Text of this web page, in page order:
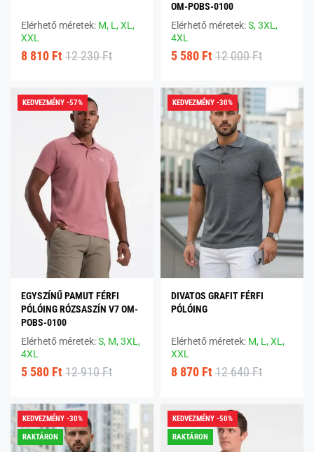
Elérhető méretek: M, L,XL,
XXL
8 810 Ft 12 230 Ft
OM-POBS-0100
Elérhető méretek:S,3XL,
4XL
5 580 Ft 12 000 Ft
KEDVEZMÉNY -57%
EGYSZÍNŰ PAMUT FÉRFI
PÓLÓING RÓZSASZÍN V7 OM-
POBS-0100
Elérhető méretek:S, M,3XL,
4XL
5 580 Ft 12 910 Ft
KEDVEZMÉNY -30%
DIVATOS GRAFIT FÉRFI
PÓLÓING
Elérhető méretek: M, L,XL,
XXL
8 870 Ft 12 640 Ft
KEDVEZMÉNY -30%
RAKTÁRON
KEDVEZMÉNY -50%
RAKTÁRON